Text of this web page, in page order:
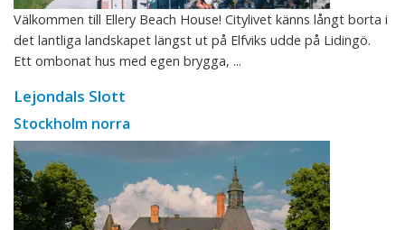
Välkommen till Ellery Beach House! Citylivet känns långt borta i
det lantliga landskapet längst ut på Elfviks udde på Lidingö.
Ett ombonat hus med egen brygga, ...
Lejondals Slott
Stockholm norra